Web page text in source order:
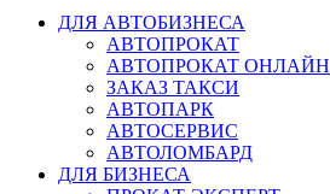
ДЛЯ АВТОБИЗНЕСА
АВТОПРОКАТ
АВТОПРОКАТ ОНЛАЙН
ЗАКАЗ ТАКСИ
АВТОПАРК
АВТОСЕРВИС
АВТОЛОМБАРД
ДЛЯ БИЗНЕСА